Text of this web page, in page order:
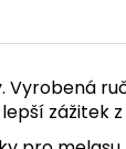
zážitek